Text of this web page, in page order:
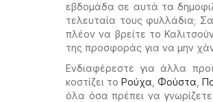
εβδομάδα σε αυτά τα
τελευταία τους φυλλάδια;
πλέον να βρείτε το
της προσφοράς για να μην
Ενδιαφέρεστε για άλλα
κοστίζει το Ρούχα Φούστα
όλα όσα πρέπει να